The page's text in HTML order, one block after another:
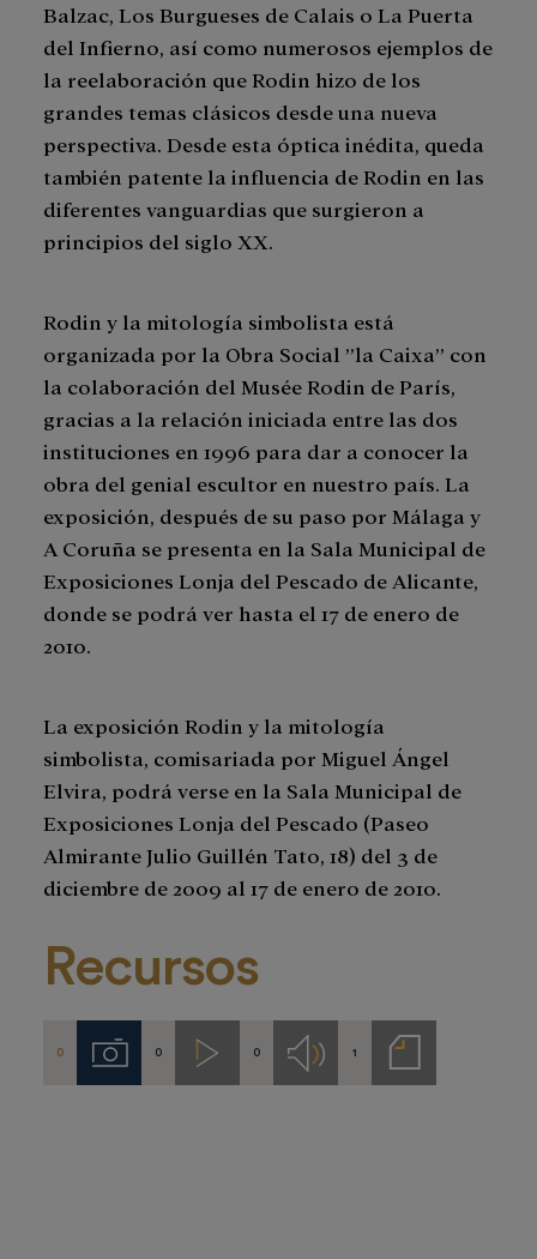
Balzac, Los Burgueses de Calais o La Puerta
del Infierno, así como numerosos ejemplos de
la reelaboración que Rodin hizo de los
grandes temas clásicos desde una nueva
perspectiva. Desde esta óptica inédita, queda
también patente la influencia de Rodin en las
diferentes vanguardias que surgieron a
principios del siglo XX.
Rodin y la mitología simbolista está
organizada por la Obra Social ”la Caixa” con
la colaboración del Musée Rodin de París,
gracias a la relación iniciada entre las dos
instituciones en 1996 para dar a conocer la
obra del genial escultor en nuestro país. La
exposición, después de su paso por Málaga y
A Coruña se presenta en la Sala Municipal de
Exposiciones Lonja del Pescado de Alicante,
donde se podrá ver hasta el 17 de enero de
2010.
La exposición Rodin y la mitología
simbolista, comisariada por Miguel Ángel
Elvira, podrá verse en la Sala Municipal de
Exposiciones Lonja del Pescado (Paseo
Almirante Julio Guillén Tato, 18) del 3 de
diciembre de 2009 al 17 de enero de 2010.
Recursos
0 Imágenes
0 Videos
0 Audios1
Notas
de